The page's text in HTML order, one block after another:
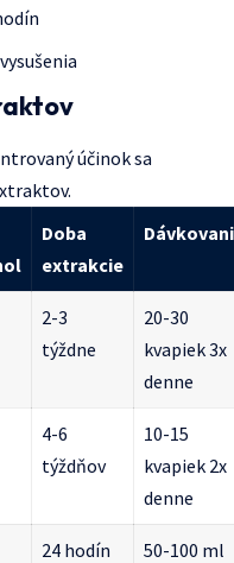
účinok sa
Doba
extrakcie
2-3
týždne
20-30
kvapiek 3x
denne
4-6
týždňov
10-15
kvapiek 2x
denne
24 hodín
50-100 ml